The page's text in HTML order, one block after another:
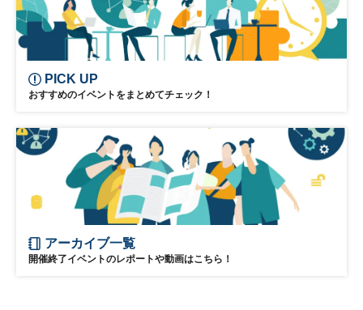
PICK UP
おすすめのイベントをまとめてチェック！
アーカイブ一覧
開催終了イベントのレポートや動画はこちら！